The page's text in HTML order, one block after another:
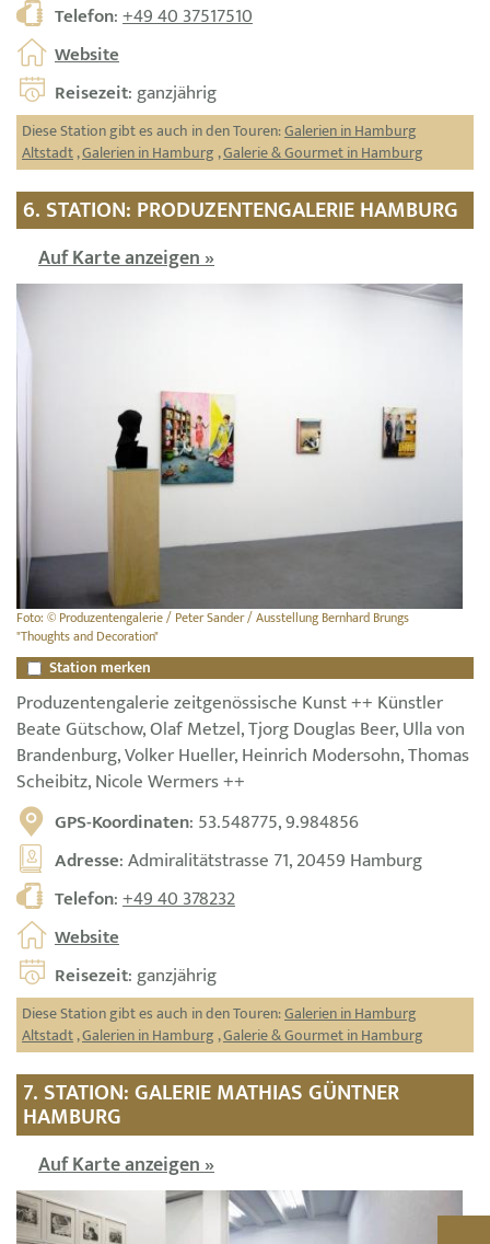
Telefon:+49 40 37517510
Website
Reisezeit: ganzjährig
Diese Station gibt es auch in den Touren:Galerien in Hamburg
Altstadt,Galerien in Hamburg ,Galerie & Gourmet in Hamburg
6. STATION: PRODUZENTENGALERIE HAMBURG
Auf Karte anzeigen »
Foto: © Produzentengalerie / Peter Sander / Ausstellung Bernhard Brungs
"Thoughts and Decoration"
Station merken
Produzentengalerie zeitgenössische Kunst ++ Künstler
Beate Gütschow, Olaf Metzel, Tjorg Douglas Beer, Ulla von
Brandenburg, Volker Hueller, Heinrich Modersohn, Thomas
Scheibitz, Nicole Wermers ++
GPS-Koordinaten: 53.548775, 9.984856
Adresse: Admiralitätstrasse 71, 20459 Hamburg
Telefon:+49 40 378232
Website
Reisezeit: ganzjährig
Diese Station gibt es auch in den Touren:Galerien in Hamburg
Altstadt,Galerien in Hamburg ,Galerie & Gourmet in Hamburg
7. STATION: GALERIE MATHIAS GÜNTNER
HAMBURG
Auf Karte anzeigen »